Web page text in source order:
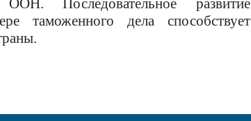
таможенного дела способствует